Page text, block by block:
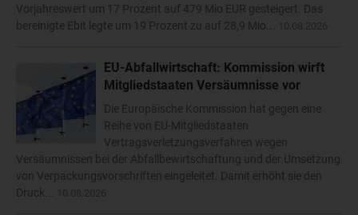
Vorjahreswert um 17 Prozent auf 479 Mio EUR gesteigert. Das
bereinigte Ebit legte um 19 Prozent zu auf 28,9 Mio...
EU-Abfallwirtschaft: Kommission wirft
Mitgliedstaaten Versäumnisse vor
Die Europäische Kommission hat gegen eine
Reihe von EU-Mitgliedstaaten
Vertragsverletzungsverfahren wegen
Versäumnissen bei der Abfallbewirtschaftung und der Umsetzung
von Verpackungsvorschriften eingeleitet. Damit erhöht sie den
Druck...